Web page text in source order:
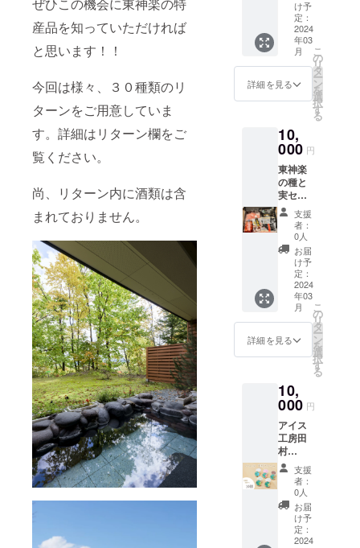
ぜひこの機会に東神楽の特
産品を知っていただければ
と思います！！
今回は様々、３０種類のリ
ターンをご用意していま
す。詳細はリターン欄をご
覧ください。
尚、リターン内に酒類は含
まれておりません。
す。子
育て世
代のご
家族に
もご好
す！
★「北
海道東
神楽の
お米屋
さん
「やぎ
ぬま」
が、地
元東神
楽の農
家さん
と二人
三脚で
作っ
た、安
全・安
いしい
お米で
軽洗米
とは、
その名
の通り
軽く洗
うだけ
で良い
お米で
す。1、
2回研が
ずに水
で軽く
洗うだ
ます。
《ペポ
ナッツ
の正
体》 今
イスの
中にあ
ツ」、
皆様は
ご存知
でしょ
うか？
こちら
は「殻
のない
かぼ
ちゃの
種」の
ことな
ので
す。 北
海道和
中心に
生産さ
「スト
ライプ
ぺポ」
という
名称の
かぼ
ちゃ。
皮がス
トライ
プ模様
で、大
きく、
沼人気
No.1！
他には
ないオ
リジナ
ルのお
米。味
の、当
店のい
ちおし
です。
魚粕や
鶏糞な
どを原
料とし
た安全
な有機
肥料を
たっぷ
り使っ
て育て
た、体
しい自
然派の
のつ
や」。
5品種の
種もみ
を同じ
水田で
育てる
混植栽
培とい
う栽培
方法
で、稲
非常に
生きて
いま
す。 レ
シピを
開発し
ている
店主
は、
ラート
の本
場、イ
タリア
料理の
店で腕
を磨き
続けて
きまし
た。 牛
乳の風
味が生
きたア
イスを
是非皆
様にも
お試し
ます。
《ペポ
ナッツ
の正
体》 今
回のア
イスの
中にあ
る「ペ
ポナッ
ツ」、
皆様は
ご存知
道〕 豚
肉(北海
道産)、
食塩、
砂糖、
ブドウ
糖、卵
粉末/リ
(Na)、
酸化防
止剤(エ
リソル
ビン酸
Na)、調
味料(ア
ミノ酸
等)、発
色剤(硝
酸K、亜
硝酸
Na)、増
粘多糖
類 ◆
チュー
リン
ガー
ソー
〔120g
×1/北海
道〕 豚
肉(北海
道産)、
豚脂肪
(北海道
産)、で
んぷ
ん、羊
腸、食
塩、
ビーフ
れたラ
ベルや
注意書
きをご
確認く
ださ
い。
【なつ
き】 東
神楽町
の株式
会社
ホーブ
が開発
した日
本で栽
培され
ている
夏いち
ごの品
種の中
でトッ
プクラ
スと
いって
も過言
ではな
「なつ
みず
き」。
色、
形、味
の三拍
子がそ
ろっ
た、こ
れまで
にない
生食用
の夏イ
味ラン
キング
「特A」
の最高
評価を
食味の
良さが
炊き上
がりは
柔らか
さ、つ
やとも
に抜群
で、甘
みが強
いのも
特徴で
す。 冷
めても
硬くな
らない
ため、
お弁当
やおに
ぎりに
もお薦
味しい
と評判
のお米
です。
【なな
つぼ
し】 平
成13年
ビュー
の「な
なつぼ
し」 北
し、生
産者が
丹精込
めて育
てたお
味しく
精米し
段式ミ
ルマス
ター
は、精
米時に
空気を
送り込
み熱の
発生を
抑える
こと
で、熱
による
食味変
化を最
抑えま
す。 そ
美味し
く精米
された
お米に
ごく少
量の水
を加え
表面の
糠を柔
らかく
してか
ら、粒
状のタ
で知ら
れてい
ます。
そのた
め、忠
豊富な
水を有
は北海
道でも
有数の
米どこ
ろで
す。
【JA美
味しさ
へのこ
だわ
り】 Ｊ
Ａ東神
楽の精
米施設
『ライ
クト
リー』
社サタ
ケによ
る三段
式ミル
マス
ターを
導入
し、生
産者が
丹精込
めて育
てたお
016-
683）ま
でお願
いしま
す。 以
下、お
米の説
雪山連
邦の忠
別岳に
発して
いる忠
別川
は、流
れが速
く水質
の優良
なこと
で知ら
れてい
ます。
そのた
別川の
豊富な
神楽町
は北海
道でも
有数の
米どこ
ろで
す。
【ゆめ
ぴり
か】 北
海道の
最上級
の、使
い切り
に便利
な２㎏×
各１袋
をお届
けしま
しまし
ては混
み具合
により
若干の
変動が
ありま
す。 ※
お礼の
品・配
送に関
するお
問い合
わせ
は、
（（株
）柳
683）ま
でお願
す。 以
下、お
米各種
類の説
明にな
りま
す。 大
雪山連
邦の忠
㎏×1
袋） 令
和5年産
のお米
をお届
けしま
す！ Ｊ
Ａひが
しかぐ
米「ゆ
めぴり
か」の
使い切
りに便
利な５
㎏×１袋
をお届
けしま
す。 ※
発送時
期に関
しまし
ては混
み具合
により
若干の
お礼の
品・配
送に関
するお
問い合
わせ
は、JA
東神楽
（TEL:0
166-83-
2241）
にご連
絡くだ
け予
定：
2024
年03
月
詳細を見る
こ
の
リ
タ
ー
ン
を
選
択
す
る
10,
000 円
東神楽
の種と
実セレ
クト
セット
（1セッ
ト）
「東神
楽の種
と実セ
レク
ト」
は、北
海道の
中央
部、大
峰の麓
にある
東神楽
町から
お届け
する、
町が最
高品質
と公認
したブ
ランド
の名称
です。
支援
者：
0人
お届
け予
定：
2024
年03
月
詳細を見る
こ
の
リ
タ
ー
ン
を
選
択
す
る
10,
000 円
アイス
工房田
村
ファー
ム
カップ
アイス
（5種類
×各2
個 計
支援
者：
0人
お届
け予
定：
2024